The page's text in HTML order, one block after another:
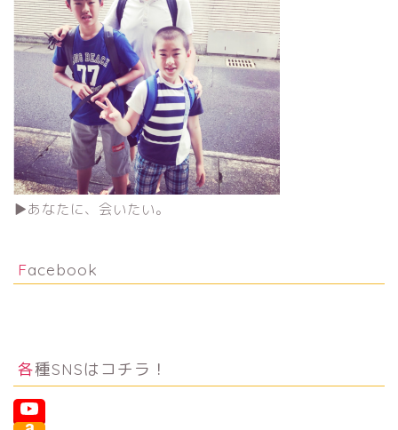
▶︎あなたに、会いたい。
Facebook
各種SNSはコチラ！